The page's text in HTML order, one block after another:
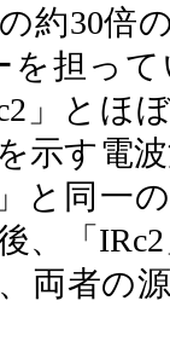
約30倍
を担っ
」とほ
示す電
と同一
、「
両者の